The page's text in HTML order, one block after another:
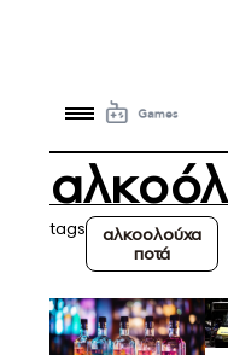
αλκοόλ
tags
αλκοολούχα
ποτά